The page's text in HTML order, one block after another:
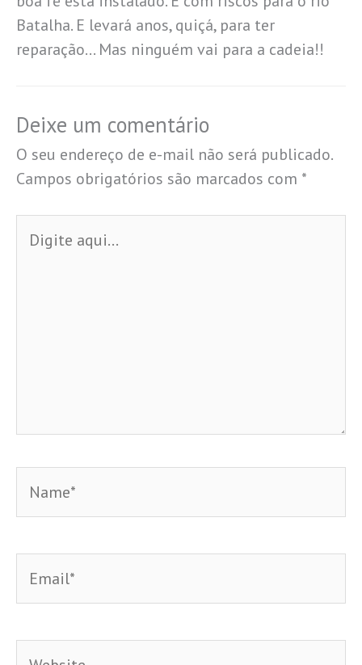
Batalha. E levará anos, quiçá, para ter
reparação… Mas ninguém vai para a cadeia!!
Deixe um comentário
O seu endereço de e-mail não será publicado.
Campos obrigatórios são marcados com *
aqui...